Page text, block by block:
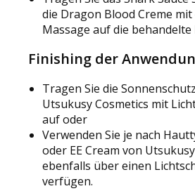
die Dragon Blood Creme
Massage auf die
Finishing der
Tragen Sie die
Utsukusy Cosmetics mit
auf oder
Verwenden Sie je nach
oder EE Cream von
ebenfalls über einen
verfügen.